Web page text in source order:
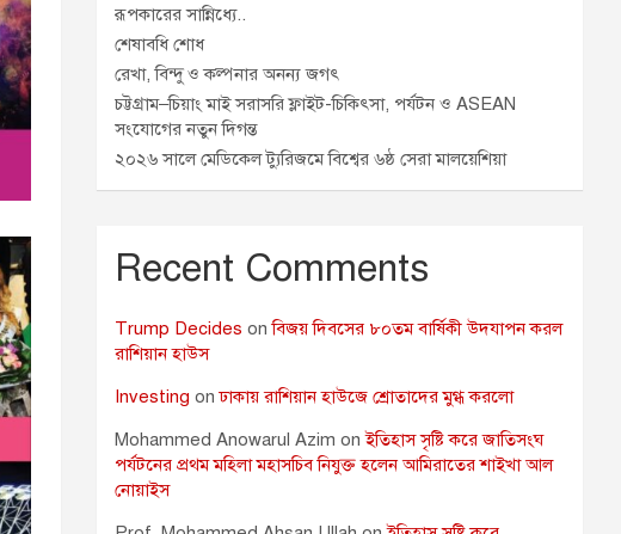
রূপকারের সান্নিধ্যে..
শেষাবধি শোধ
রেখা, বিন্দু ও কল্পনার অনন্য জগৎ
চট্টগ্রাম–চিয়াং মাই সরাসরি ফ্লাইট-চিকিৎসা, পর্যটন ও ASEAN
সংযোগের নতুন দিগন্ত
২০২৬ সালে মেডিকেল ট্যুরিজমে বিশ্বের ৬ষ্ঠ সেরা মালয়েশিয়া
Recent Comments
Trump Decides onবিজয় দিবসের ৮০তম বার্ষিকী উদযাপন করল
রাশিয়ান হাউস
Investing onঢাকায় রাশিয়ান হাউজে শ্রোতাদের মুগ্ধ করলো
Mohammed Anowarul Azim onইতিহাস সৃষ্টি করে জাতিসংঘ
পর্যটনের প্রথম মহিলা মহাসচিব নিযুক্ত হলেন আমিরাতের শাইখা আল
নোয়াইস